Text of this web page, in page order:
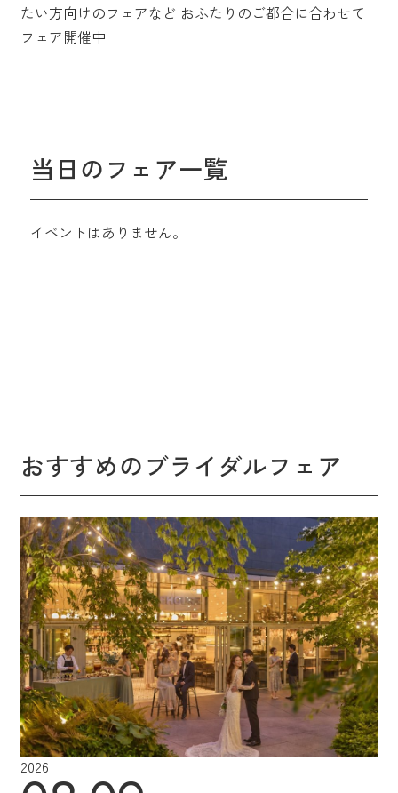
たい方向けのフェアなど おふたりのご都合に合わせて
フェア開催中
当日のフェア一覧
イベントはありません。
おすすめのブライダルフェア
2026